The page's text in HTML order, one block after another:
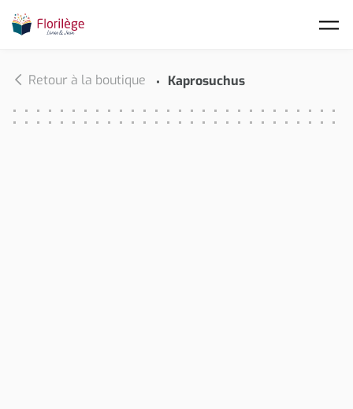
Retour à la boutique Kaprosuchus